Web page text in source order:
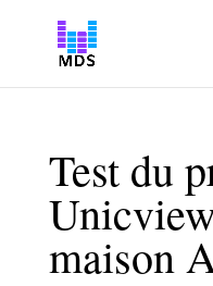
Test du
maison